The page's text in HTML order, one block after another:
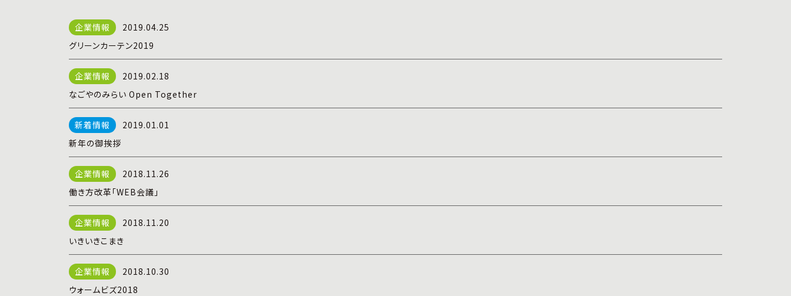
2019.04.25
グリーンカーテン2019
2019.02.18
なごやのみらい Open Together
2019.01.01
新年の御挨拶
2018.11.26
働き方改革「WEB会議」
2018.11.20
いきいきこまき
2018.10.30
ウォームビズ2018